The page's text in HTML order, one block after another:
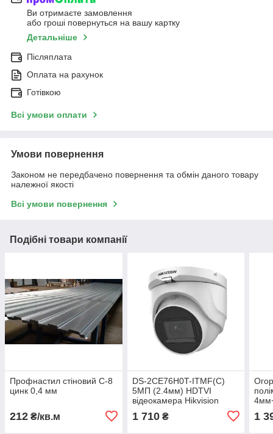
Ви отримаєте замовлення
або гроші повернуться на вашу картку
Детальніше
Післяплата
Оплата на рахунок
Готівкою
Всі умови оплати
Умови повернення
Законом не передбачено повернення та обмін даного товару
належної якості
Всі умови повернення
Подібні товари компанії
Профнастил стіновий C-8
цинк 0,4 мм
212 ₴/кв.м
DS-2CE76H0T-ITMF(C)
5МП (2.4мм) HDTVI
відеокамера Hikvision
1 710₴ 1